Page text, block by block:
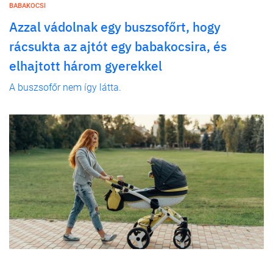
BABAKOCSI
Azzal vádolnak egy buszsofőrt, hogy
rácsukta az ajtót egy babakocsira, és
elhajtott három gyerekkel
A buszsofőr nem így látta.